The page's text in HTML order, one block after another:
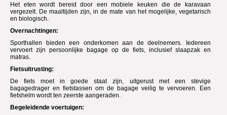
Het eten wordt bereid door een mobiele keuken die de karavaan
vergezelt. De maaltijden zijn, in de mate van het mogelijke, vegetarisch
en biologisch.
Overnachtingen:
Sporthallen bieden een onderkomen aan de deelnemers. Iedereen
vervoert zijn persoonlijke bagage op de fiets, inclusief slaapzak en
matras.
Fietsuitrusting:
De fiets moet in goede staat zijn, uitgerust met een stevige
bagagedrager en fietstassen om de bagage veilig te vervoeren. Een
fietshelm wordt ten zeerste aangeraden.
Begeleidende voertuigen: